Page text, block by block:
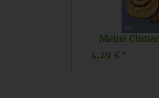
Meine
4,29 € *